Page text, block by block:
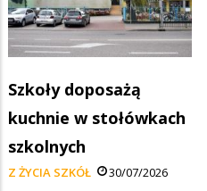
Szkoły doposażą
kuchnie w stołówkach
szkolnych
Z ŻYCIA SZKÓŁ 30/07/2026